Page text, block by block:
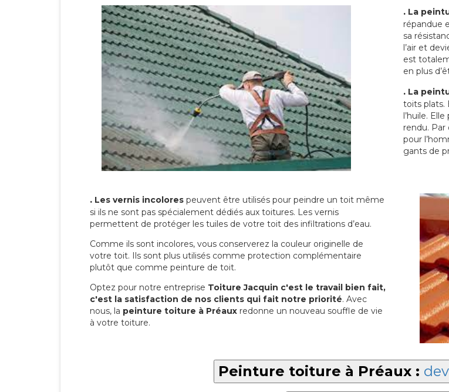
. La
répandue
sa
l’air et
est
en plus
. La
toits plats.
l’huile.
rendu.
pour
gants de
. Les vernis incolores peuvent être utilisés pour peindre un toit même
si ils ne sont pas spécialement dédiés aux toitures. Les vernis
permettent de protéger les tuiles de votre toit des infiltrations d’eau.
Comme ils sont incolores, vous conserverez la couleur originelle de
votre toit. Ils sont plus utilisés comme protection complémentaire
plutôt que comme peinture de toit.
Optez pour notre entreprise Toiture Jacquin c'est le travail bien fait,
c'est la satisfaction de nos clients qui fait notre priorité. Avec
nous, la peinture toiture à Préaux redonne un nouveau souffle de vie
à votre toiture.
Peinture toiture à Préaux :